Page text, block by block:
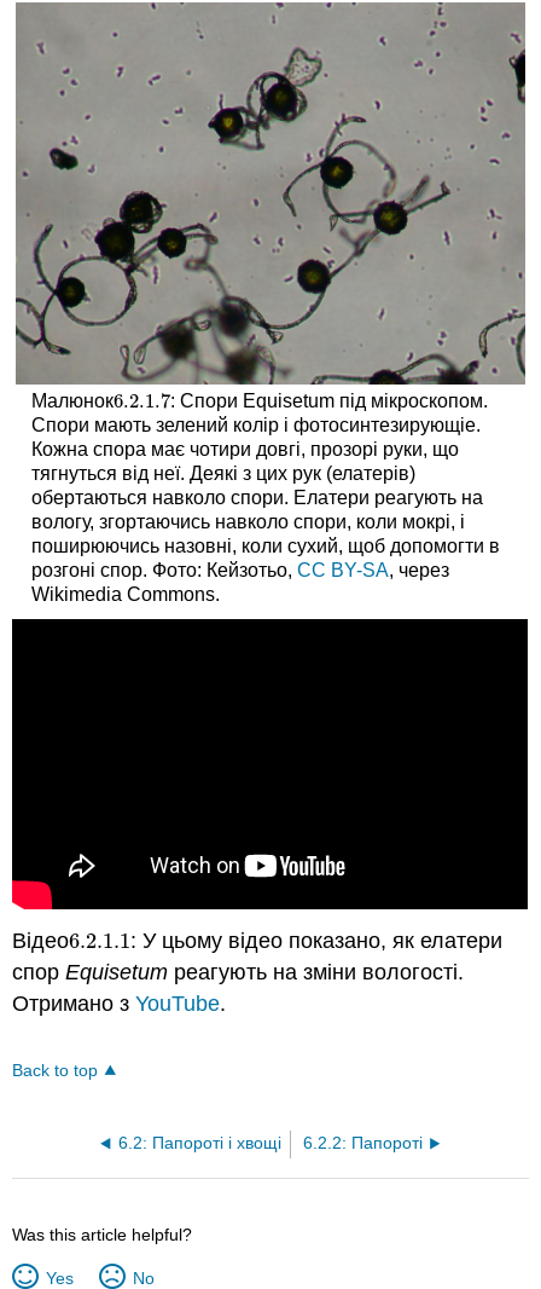
Малюнок6.2.1.7
6.2.1.7: Спори Equisetum під мікроскопом.
Спори мають зелений колір і фотосинтезирующіе.
Кожна спора має чотири довгі, прозорі руки, що
тягнуться від неї. Деякі з цих рук (елатерів)
обертаються навколо спори. Елатери реагують на
вологу, згортаючись навколо спори, коли мокрі, і
поширюючись назовні, коли сухий, щоб допомогти в
розгоні спор. Фото: Кейзотьо, CC BY-SA, через
Wikimedia Commons.
Відео6.2.1.1
6.2.1.1: У цьому відео показано, як елатери
спорEquisetum реагують на зміни вологості.
Отримано зYouTube.
Back to top
6.2: Папороті і хвощі 6.2.2: Папороті
Was this article helpful?
Yes No